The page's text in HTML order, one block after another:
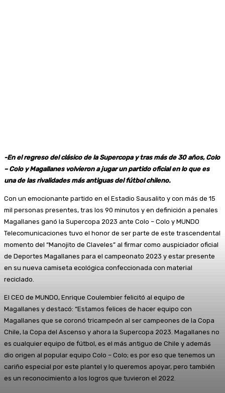
-En el regreso del clásico de la Supercopa y trasmás de 30 años, Colo
– Colo y Magallanes volvieron a jugar un partido oficial en lo que es
una de las rivalidades más antiguas del fútbol chileno.
Con un emocionante partido en el Estadio Sausalito y con más de 15
mil personas presentes, tras los 90 minutos y en definición a penales
Magallanes ganó la Supercopa 2023 ante Colo – Colo y MUNDO
Telecomunicaciones tuvo el honor de ser parte de este trascendental
momento del “Manojito de Claveles” al firmar como auspiciador oficial
de Deportes Magallanes para el campeonato 2023 y estar presente
en su nueva camiseta ecológica confeccionada con material
reciclado.
El CEO de MUNDO, Enrique Coulembier felicitó al equipo de
Magallanes y destacó: “Estamos felices de hacer equipo con
Magallanes que se coronó tricampeón al ser campeones de la Copa
Chile, la Copa del Ascenso y ahora la Supercopa 2023. Magallanes no
es cualquier equipo de fútbol, es el más antiguo de Chile y además
dio origen al popular equipo Colo – Colo; es por eso que tenemos un
cariño especial por este plantel y lo queremos apoyar, pero también
es un reconocimiento a los logros que tuvieron el 2022.